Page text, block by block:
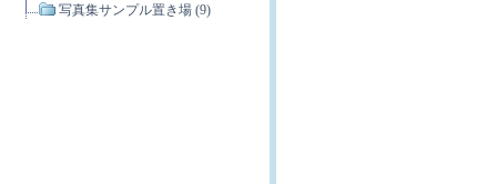
写真集サンプル置き場 (9)